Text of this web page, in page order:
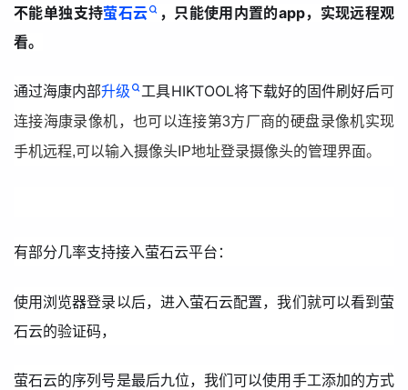
不能单独支持萤石云
，只能使用内置的app，实现远程观
看。
通过海康内部升级 工具HIKTOOL将下载好的固件刷好后可
连接海康录像机，也可以连接第3方厂商的硬盘录像机实现
手机远程,可以输入摄像头IP地址登录摄像头的管理界面。
有部分几率支持接入萤石云平台：
使用浏览器登录以后，进入萤石云配置，我们就可以看到萤
石云的验证码，
萤石云的序列号是最后九位，我们可以使用手工添加的方式